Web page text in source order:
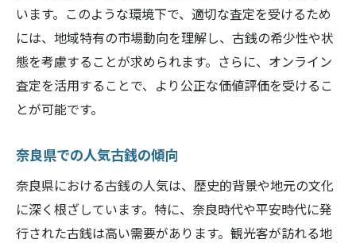
います。このような環境下で、適切な査定を受けるため
には、地域特有の市場動向を理解し、古銭の希少性や状
態を考慮することが求められます。さらに、オンライン
査定を活用することで、より公正な価値評価を受けるこ
とが可能です。
奈良県での人気古銭の傾向
奈良県における古銭の人気は、歴史的背景や地元の文化
に深く根ざしています。特に、奈良時代や平安時代に発
行された古銭は高い需要があります。観光客が訪れる地